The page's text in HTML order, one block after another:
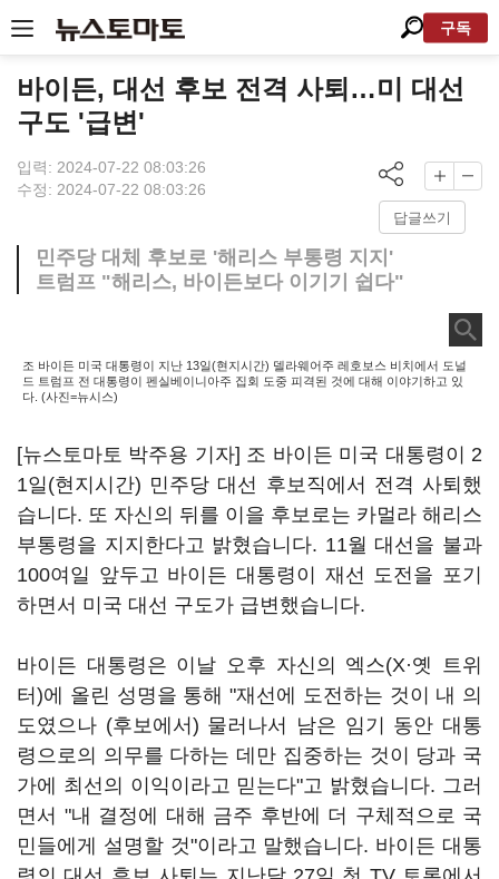
구독
바이든, 대선 후보 전격 사퇴…미 대선
구도 '급변'
입력: 2024-07-22 08:03:26
수정: 2024-07-22 08:03:26
답글쓰기
민주당 대체 후보로 '해리스 부통령 지지'
트럼프 "해리스, 바이든보다 이기기 쉽다"
조 바이든 미국 대통령이 지난 13일(현지시간) 델라웨어주 레호보스 비치에서 도널
드 트럼프 전 대통령이 펜실베이니아주 집회 도중 피격된 것에 대해 이야기하고 있
다. (사진=뉴시스)
[뉴스토마토 박주용 기자] 조 바이든 미국 대통령이 2
1일(현지시간) 민주당 대선 후보직에서 전격 사퇴했
습니다. 또 자신의 뒤를 이을 후보로는 카멀라 해리스
부통령을 지지한다고 밝혔습니다. 11월 대선을 불과
100여일 앞두고 바이든 대통령이 재선 도전을 포기
하면서 미국 대선 구도가 급변했습니다.
바이든 대통령은 이날 오후 자신의 엑스(X·옛 트위
터)에 올린 성명을 통해 "재선에 도전하는 것이 내 의
도였으나 (후보에서) 물러나서 남은 임기 동안 대통
령으로의 의무를 다하는 데만 집중하는 것이 당과 국
가에 최선의 이익이라고 믿는다"고 밝혔습니다. 그러
면서 "내 결정에 대해 금주 후반에 더 구체적으로 국
민들에게 설명할 것"이라고 말했습니다. 바이든 대통